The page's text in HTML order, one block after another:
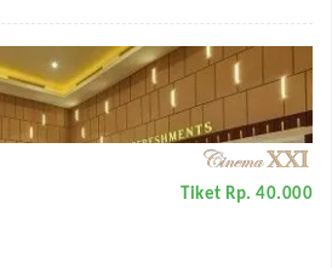
Tiket Rp. 40.000